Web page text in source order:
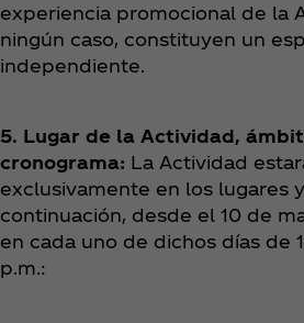
experiencia promocional de la
ningún caso, constituyen un
independiente.
5. Lugar de la Actividad,
cronograma: La Actividad
exclusivamente en los lugares
continuación, desde el 10 de
en cada uno de dichos días de
p.m.: